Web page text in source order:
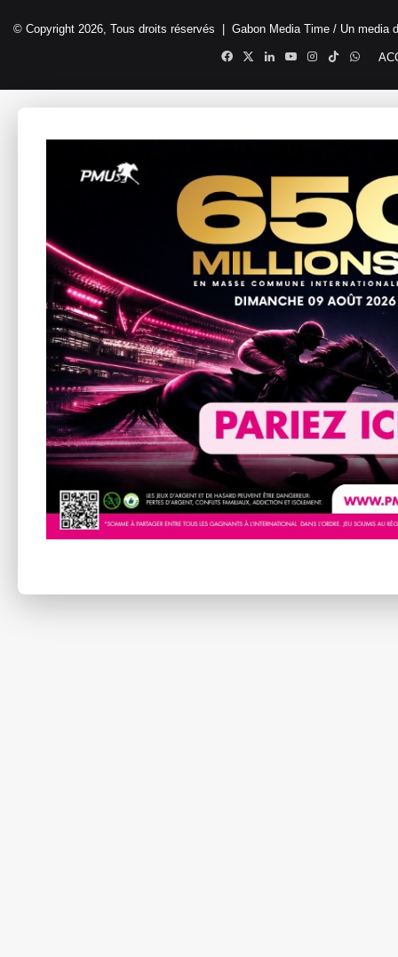
© Copyright 2026, Tous droits réservés | Gabon Media Time / Un media
Facebook
X LinkedinYouTubeInstagram
TikTok